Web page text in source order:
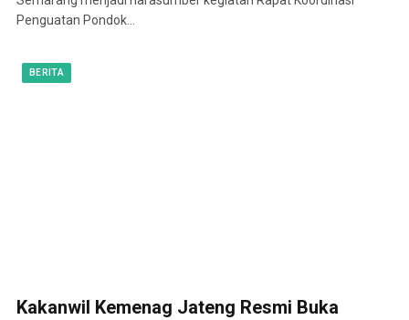
Penguatan Pondok…
BERITA
Kakanwil Kemenag Jateng Resmi Buka